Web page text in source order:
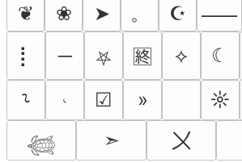
❦ ❀ ➤ 。 ☪ ⸺
⡇
─ ⛧ 🈡 ⟡ ☾
⸊
𝆥 ☑ » ☼
𓆉
➣ 〤